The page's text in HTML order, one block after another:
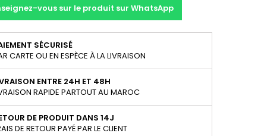
vous sur le produit sur WhatsApp
SÉCURISÉ
CARTE OU EN ESPÈCE À LA LIVRAISON
ENTRE 24H ET 48H
RAPIDE PARTOUT AU MAROC
DE PRODUIT DANS 14J
DE RETOUR PAYÉ PAR LE CLIENT